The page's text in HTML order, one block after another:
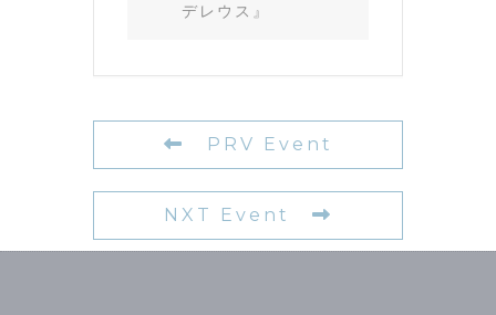
デレウス』
PRV Event
NXT Event